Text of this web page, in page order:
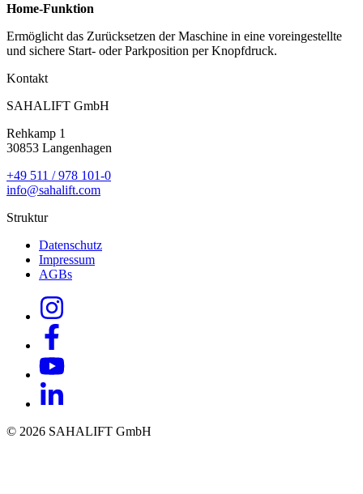
Home-Funktion
Ermöglicht das Zurücksetzen der Maschine in eine voreingestellte
und sichere Start- oder Parkposition per Knopfdruck.
Kontakt
SAHALIFT GmbH
Rehkamp 1
30853 Langenhagen
+49 511 / 978 101-0
info@sahalift.com
Struktur
Datenschutz
Impressum
AGBs
© 2026 SAHALIFT GmbH